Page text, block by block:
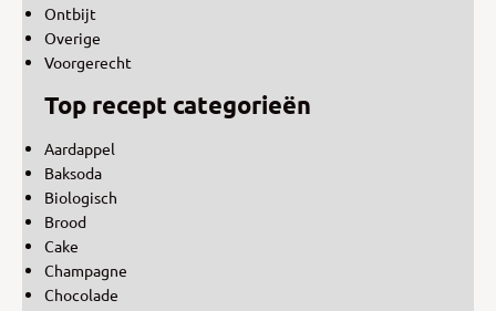
Ontbijt
Overige
Voorgerecht
Top recept categorieën
Aardappel
Baksoda
Biologisch
Brood
Cake
Champagne
Chocolade